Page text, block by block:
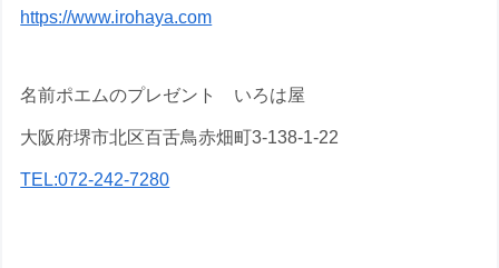
https://www.irohaya.com
名前ポエムのプレゼント いろは屋
大阪府堺市北区百舌鳥赤畑町3-138-1-22
TEL:072-242-7280